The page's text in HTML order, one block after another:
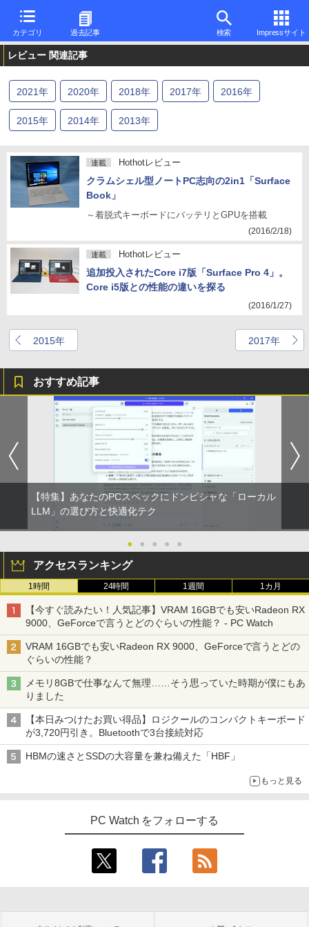
カテゴリ 過去記事 検索 Impressサイト
レビュー 関連記事
2021年 2020年 2018年 2017年 2016年
2015年 2014年 2013年
連載 Hothotレビュー
クラムシェル型ノートPC志向の2in1「Surface
Book」
～着脱式キーボードにバッテリとGPUを搭載
(2016/2/18)
連載 Hothotレビュー
追加投入されたCore i7版「Surface Pro 4」。
Core i5版との性能の違いを探る
(2016/1/27)
2015年 2017年
おすすめ記事
【特集】あなたのPCスペックにドンピシャな「ローカル
LLM」の選び方と快適化テク
● ● ● ● ●
アクセスランキング
1時間 24時間 1週間 1カ月
【今すぐ読みたい！人気記事】VRAM 16GBでも安いRadeon RX
9000、GeForceで言うとどのぐらいの性能？ - PC Watch
VRAM 16GBでも安いRadeon RX 9000、GeForceで言うとどの
ぐらいの性能？
メモリ8GBで仕事なんて無理……そう思っていた時期が僕にもあ
りました
【本日みつけたお買い得品】ロジクールのコンパクトキーボード
が3,720円引き。Bluetoothで3台接続対応
HBMの速さとSSDの大容量を兼ね備えた「HBF」
もっと見る
PC Watch をフォローする